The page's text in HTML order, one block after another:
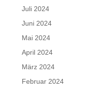
Juli 2024
Juni 2024
Mai 2024
April 2024
März 2024
Februar 2024